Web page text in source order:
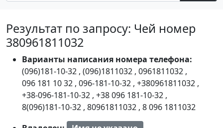
Результат по запросу: Чей номер
380961811032
Варианты написания номера телефона:
(096)181-10-32 , (096)1811032 , 0961811032 ,
096 181 10 32 , 096-181-10-32 , +380961811032 ,
+38-096-181-10-32 , +38 096 181-10-32 ,
8(096)181-10-32 , 80961811032 , 8 096 1811032